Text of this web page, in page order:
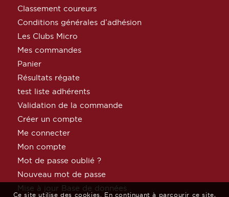
Classement coureurs
Conditions générales d’adhésion
Les Clubs Micro
Mes commandes
Panier
Résultats régate
test liste adhérents
Validation de la commande
Créer un compte
Me connecter
Mon compte
Mot de passe oublié ?
Nouveau mot de passe
Mise à jour Base de données
Ce site utilise des cookies. En continuant à parcourir ce site,